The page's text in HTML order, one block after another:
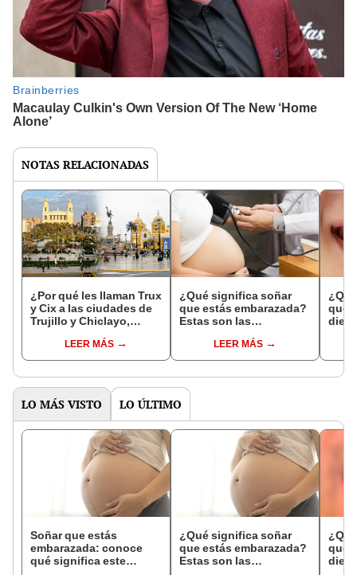
NOTAS RELACIONADAS
¿Por qué les llaman Trux
y Cix a las ciudades de
Trujillo y Chiclayo,
LEER MÁS
¿Qué significa soñar
que estás embarazada?
Estas son las
comunesLEER MÁS
que
LO MÁS VISTO LO ÚLTIMO
Soñar que estás
embarazada: conoce
qué significa este
¿Qué significa soñar
que estás embarazada?
Estas son las
que